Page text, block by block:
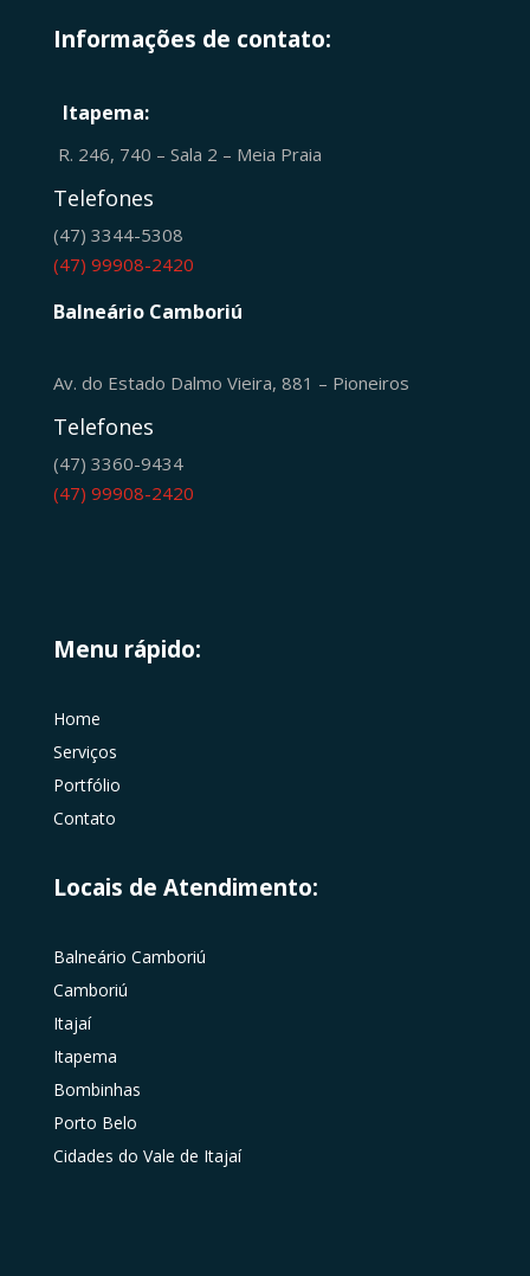
Informações de contato:
Itapema:
R. 246, 740 – Sala 2 – Meia Praia
Telefones
(47) 3344-5308
(47) 99908-2420
Balneário Camboriú
Av. do Estado Dalmo Vieira, 881 – Pioneiros
Telefones
(47) 3360-9434
(47) 99908-2420
Menu rápido:
Home
Serviços
Portfólio
Contato
Locais de Atendimento:
Balneário Camboriú
Camboriú
Itajaí
Itapema
Bombinhas
Porto Belo
Cidades do Vale de Itajaí